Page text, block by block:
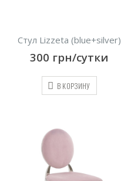
Стул Lizzeta (blue+silver)
300 грн/сутки
В КОРЗИНУ